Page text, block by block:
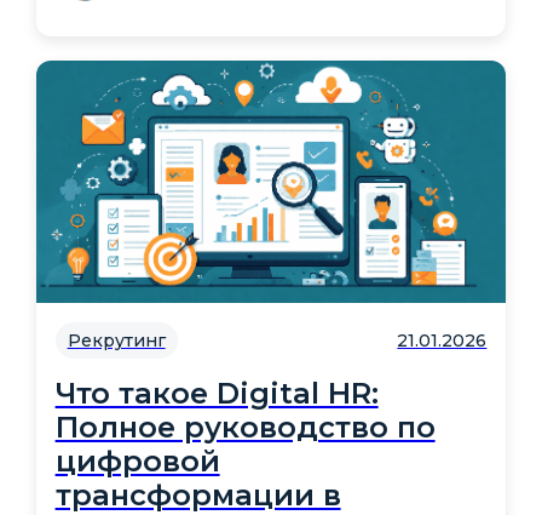
Рекрутинг 21.01.2026
Что такое Digital HR:
Полное руководство по
цифровой
трансформации в